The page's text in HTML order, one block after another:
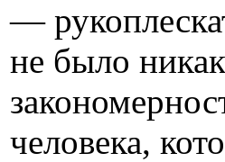
—
не было
человека,